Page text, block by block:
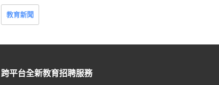
教育新聞
跨平台全新教育招聘服務